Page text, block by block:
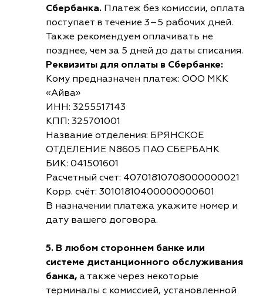
Сбербанка. Платеж без комиссии, оплата
поступает в течение 3–5 рабочих дней.
Также рекомендуем оплачивать не
позднее, чем за 5 дней до даты списания.
Реквизиты для оплаты в Сбербанке:
Кому предназначен платеж: ООО МКК
«Айва»
ИНН: 3255517143
КПП: 325701001
Название отделения: БРЯНСКОЕ
ОТДЕЛЕНИЕ N8605 ПАО СБЕРБАНК
БИК: 041501601
Расчетный счет: 40701810708000000021
Корр. счёт: 30101810400000000601
В назначении платежа укажите номер и
дату вашего договора.
5. В любом стороннем банке или
системе дистанционного обслуживания
банка, а также через некоторые
терминалы с комиссией, установленной